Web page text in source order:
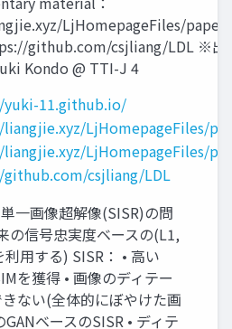
LjHomepageFiles/
github.com/csjliang/LDL ※出
Kondo @ TTI-J 4
11.github.io/
LjHomepageFiles/
LjHomepageFiles/
csjliang/LDL
一画像超解像(SISR)の問
の信号忠実度ベースの(L1,
用する) SISR： • 高い
を獲得 • 画像のディテー
ない(全体的にぼやけた画
ベースのSISR • ディテ